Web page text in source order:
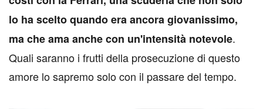
lo ha scelto quando era ancora giovanissimo,
ma che ama anche con un'intensità notevole.
Quali saranno i frutti della prosecuzione di questo
amore lo sapremo solo con il passare del tempo.